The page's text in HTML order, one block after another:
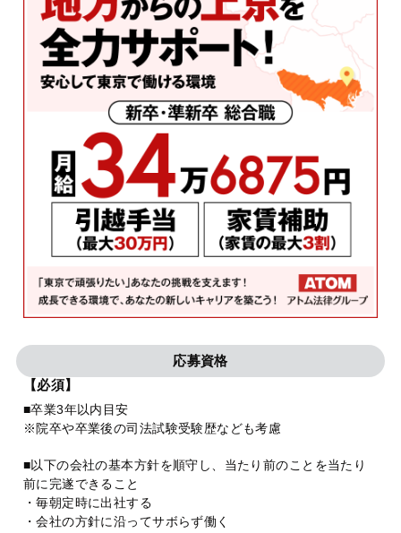
応募資格
【必須】
■卒業3年以内目安
※院卒や卒業後の司法試験受験歴なども考慮
■以下の会社の基本方針を順守し、当たり前のことを当たり
前に完遂できること
・毎朝定時に出社する
・会社の方針に沿ってサボらず働く